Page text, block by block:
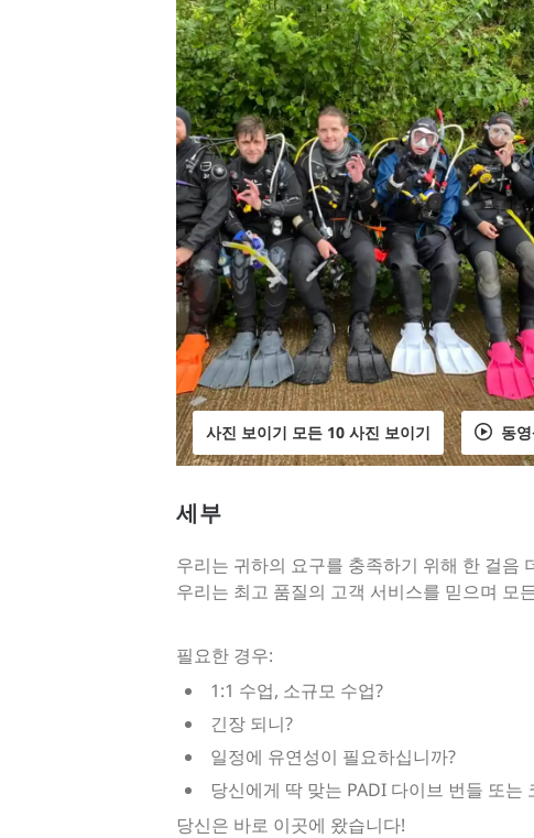
사진 보이기 모든 10 사진 보이기 동
세부
우리는 귀하의 요구를 충족하기 위해 한 걸음
우리는 최고 품질의 고객 서비스를 믿으며 모
필요한 경우:
1:1 수업, 소규모 수업?
긴장 되니?
일정에 유연성이 필요하십니까?
당신에게 딱 맞는 PADI 다이브 번들 또는
당신은 바로 이곳에 왔습니다!